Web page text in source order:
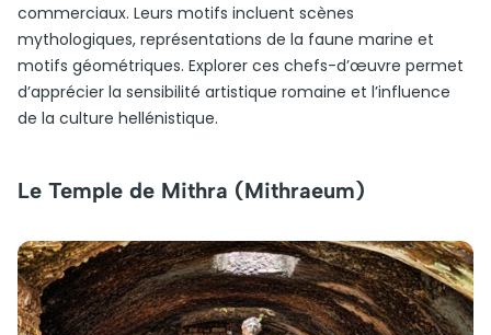
commerciaux. Leurs motifs incluent scènes
mythologiques, représentations de la faune marine et
motifs géométriques. Explorer ces chefs-d’œuvre permet
d’apprécier la sensibilité artistique romaine et l’influence
de la culture hellénistique.
Le Temple de Mithra (Mithraeum)